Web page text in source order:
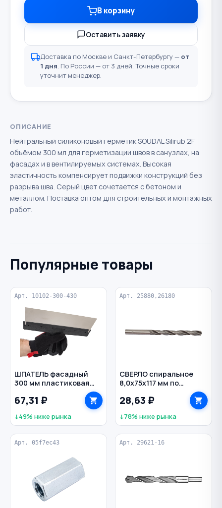
В корзину
Оставить заявку
Доставка по Москве и Санкт-Петербургу — от
1 дня. По России — от 3 дней. Точные сроки
уточнит менеджер.
ОПИСАНИЕ
Нейтральный силиконовый герметик SOUDAL Silirub 2F
объёмом 300 мл для герметизации швов в санузлах, на
фасадах и в вентилируемых системах. Высокая
эластичность компенсирует подвижки конструкций без
разрыва шва. Серый цвет сочетается с бетоном и
металлом. Поставка оптом для строительных и монтажных
работ.
Популярные товары
Арт. 10102-300-430
ШПАТЕЛЬ фасадный
300 мм пластиковая
рукоятка нерж. сталь
ИНТЕК
67,31 ₽
↓49% ниже рынка
Арт. 25880,26180
СВЕРЛО спиральное
8,0х75х117 мм по
металлу Р6М5 цилиндр
РЕЗОЛЮКС
28,63 ₽
↓78% ниже рынка
Арт. 05f7ec43 Арт. 29621-16